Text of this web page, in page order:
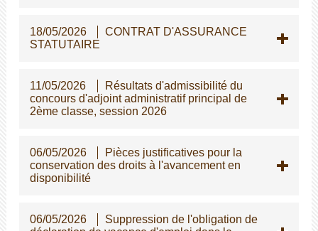
18/05/2026
CONTRAT D'ASSURANCE
STATUTAIRE
11/05/2026
Résultats d'admissibilité du
concours d'adjoint administratif principal de
2ème classe, session 2026
06/05/2026
Pièces justificatives pour la
conservation des droits à l'avancement en
disponibilité
06/05/2026
Suppression de l'obligation de